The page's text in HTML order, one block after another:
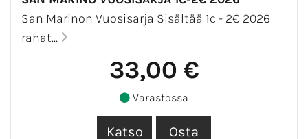
San Marinon Vuosisarja Sisältää 1c - 2€ 2026
rahat...
33,00 €
Varastossa